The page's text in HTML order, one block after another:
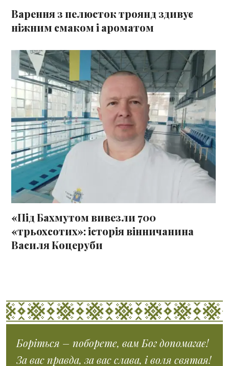
Варення з пелюсток троянд здивує
ніжним смаком і ароматом
«Під Бахмутом вивезли 700
«трьохсотих»: історія вінничанина
Василя Коцеруби
Боріться – поборете, вам Бог допомагає!
За вас правда, за вас слава, і воля святая!